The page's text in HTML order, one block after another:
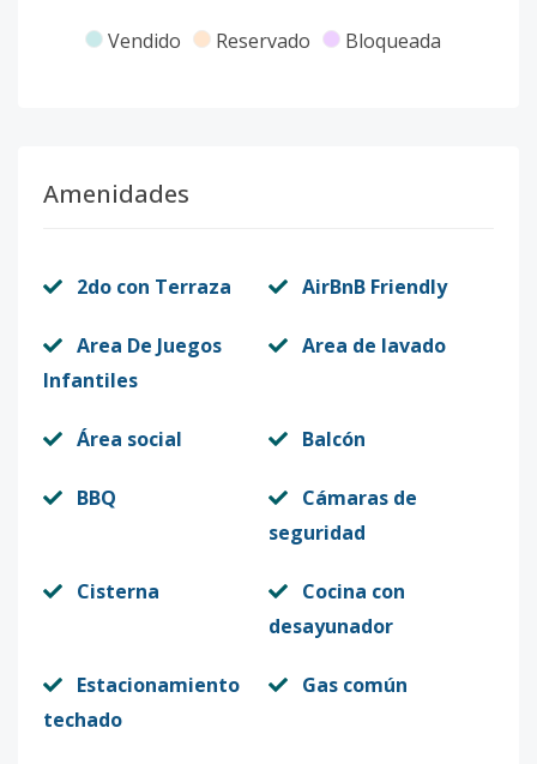
Vendido Reservado Bloqueada
Amenidades
2do con Terraza AirBnB Friendly
Area De Juegos
Infantiles
Area de lavado
Área social Balcón
BBQ
Cámaras de
seguridad
Cisterna
Cocina con
desayunador
Estacionamiento
techado
Gas común